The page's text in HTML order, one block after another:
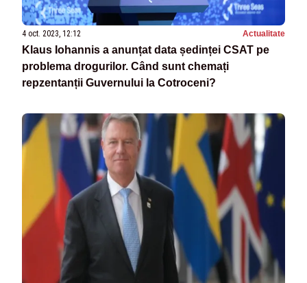
4 oct. 2023, 12:12 Actualitate
Klaus Iohannis a anunțat data ședinței CSAT pe
problema drogurilor. Când sunt chemați
repzentanții Guvernului la Cotroceni?